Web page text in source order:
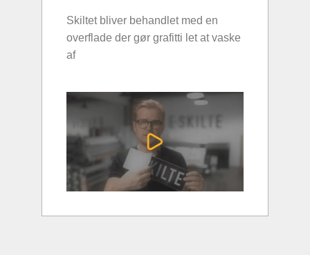
Skiltet bliver behandlet med en
overflade der gør grafitti let at vaske
af